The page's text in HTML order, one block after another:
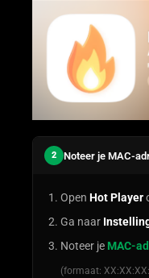
2 Noteer je MAC-
Open Hot Player
Ga naar
Noteer je MAC-
(formaat: